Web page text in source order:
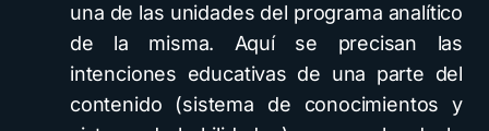
una de las unidades del programa analítico
de la misma. Aquí se precisan las
intenciones educativas de una parte del
contenido (sistema de conocimientos y